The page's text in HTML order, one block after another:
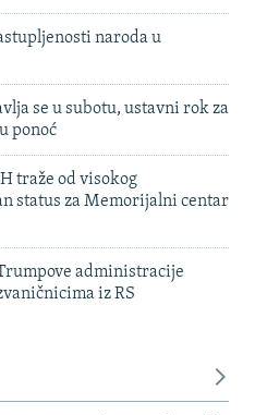
naroda u
se u subotu, ustavni rok za
ponoć
traže od visokog
status za Memorijalni centar
administracije
iz RS